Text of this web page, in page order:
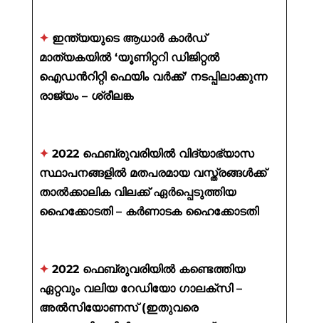
✦ ഇന്ത്യയുടെ ആധാർ കാർഡ്
മാത്യകയിൽ ‘യൂണിറ്ററി ഡിജിറ്റൽ
ഐഡൻറിറ്റി ഫെയിം വർക്ക്’ നടപ്പിലാക്കുന്ന
രാജ്യം – ശ്രീലങ്ക
✦ 2022 ഫെബ്രുവരിയിൽ വിദ്യാഭ്യാസ
സ്ഥാപനങ്ങളിൽ മതപരമായ വസ്ത്രങ്ങൾക്ക്
താൽക്കാലിക വിലക്ക് ഏർപ്പെടുത്തിയ
ഹൈക്കോടതി – കർണാടക ഹൈക്കോടതി
✦ 2022 ഫെബ്രുവരിയിൽ കണ്ടെത്തിയ
ഏറ്റവും വലിയ റേഡിയോ ഗാലക്സി –
അൽസിയോണസ് (ഇതുവരെ